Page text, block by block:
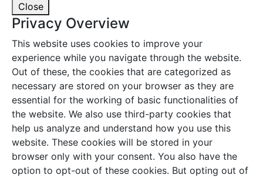
Close
Privacy Overview
This website uses cookies to improve your
experience while you navigate through the website.
Out of these, the cookies that are categorized as
necessary are stored on your browser as they are
essential for the working of basic functionalities of
the website. We also use third-party cookies that
help us analyze and understand how you use this
website. These cookies will be stored in your
browser only with your consent. You also have the
option to opt-out of these cookies. But opting out of